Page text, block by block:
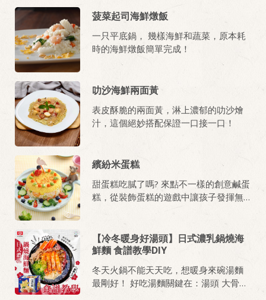
菠菜起司海鮮燉飯
一只平底鍋， 幾樣海鮮和蔬菜，原本耗
時的海鮮燉飯簡單完成！
叻沙海鮮兩面黃
表皮酥脆的兩面黃，淋上濃郁的叻沙燴
汁，這個絕妙搭配保證一口接一口！
繽紛米蛋糕
甜蛋糕吃膩了嗎? 來點不一樣的創意鹹蛋
糕，從裝飾蛋糕的遊戲中讓孩子發揮無
【冷冬暖身好湯頭】日式濃乳鍋燒海
鮮麵 食譜教學DIY
冬天火鍋不能天天吃，想暖身來碗湯麵
最剛好！ 好吃湯麵關鍵在：湯頭 大骨熬